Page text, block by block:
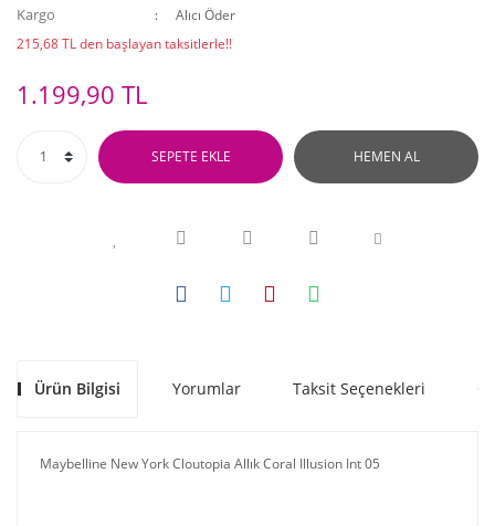
Kargo
Alıcı Öder
215,68 TL den başlayan taksitlerle!!
1.199,90 TL
SEPETE EKLE HEMEN AL
Ürün Bilgisi Yorumlar Taksit Seçenekleri
Maybelline New York Cloutopia Allık Coral Illusion Int 05